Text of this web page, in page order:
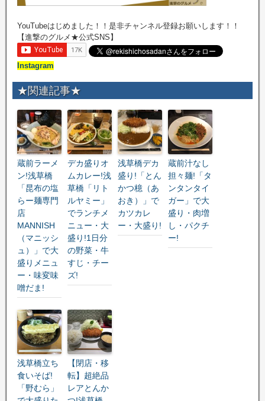
YouTubeはじめました！！是非チャンネル登録お願いします！！
【進撃のグルメ★公式SNS】
Instagram
★関連記事★
蔵前ラーメ
ン!浅草橋
「昆布の塩
らー麺専門
店
MANNISH
（マニッシ
ュ）」で大
盛りメニュ
ー・味変味
噌だま!
デカ盛りオ
ムカレー!浅
草橋「リト
ルヤミー」
でランチメ
ニュー・大
盛り!1日分
の野菜・牛
すじ・チー
ズ!
浅草橋デカ
盛り!「とん
かつ檍（あ
おき）」で
カツカレ
ー・大盛り!
蔵前汁なし
担々麺!「タ
ンタンタイ
ガー」で大
盛り・肉増
し・パクチ
ー!
浅草橋立ち
食いそば!
「野むら」
【閉店・移
転】超絶品
レアとんか